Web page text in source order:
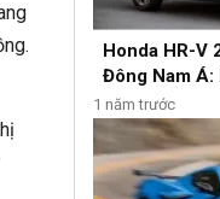
Honda HR-V
Đông Nam Á:
gần kề?
1 năm trước